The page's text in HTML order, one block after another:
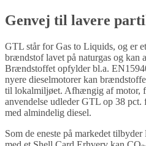
Genvej til lavere
GTL står for Gas to Liquids, og er
brændstof lavet på naturgas og kan
Brændstoffet opfylder bl.a.
nyere dieselmotorer kan
til lokalmiljøet. Afhængig af motor,
anvendelse udleder GTL op 38
med almindelig diesel.
Som de eneste på markedet